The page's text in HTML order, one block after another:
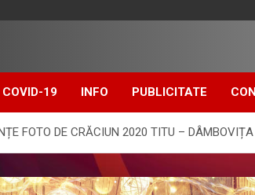
COVID-19 INFO PUBLICITATE
FOTO DE CRĂCIUN 2020 TITU – DÂMBOVIȚA